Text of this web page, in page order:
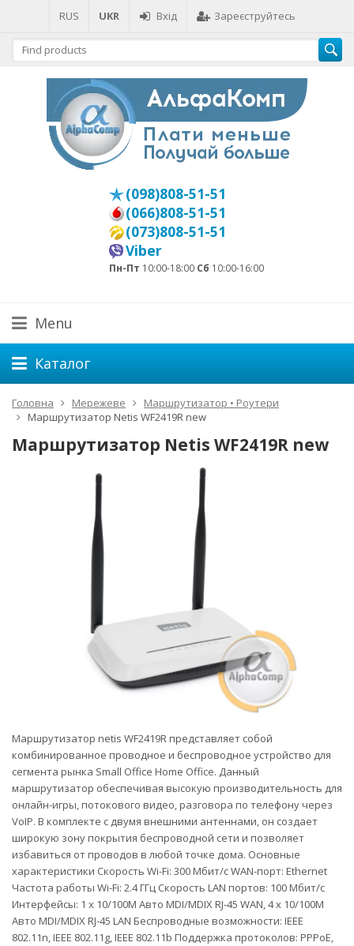
RUS UKR Вхід Зареєструйтесь
(098)808-51-51
(066)808-51-51
(073)808-51-51
Viber
Пн-Пт 10:00-18:00 Сб 10:00-16:00
Menu
Каталог
Головна Мережеве
Маршрутизатор • Роутери
Маршрутизатор Netis WF2419R new
Маршрутизатор Netis WF2419R new
Маршрутизатор netis WF2419R представляет собой
комбинированное проводное и беспроводное устройство для
сегмента рынка Small Office Home Office. Данный
маршрутизатор обеспечивая высокую производительность для
онлайн-игры, потокового видео, разговора по телефону через
VoIP. В комплекте с двумя внешними антеннами, он создает
широкую зону покрытия беспроводной сети и позволяет
избавиться от проводов в любой точке дома. Основные
характеристики Скорость Wi-Fi: 300 Мбит/с WAN-порт: Ethernet
Частота работы Wi-Fi: 2.4 ГГц Скорость LAN портов: 100 Мбит/с
Интерфейсы: 1 x 10/100M Авто MDI/MDIX RJ-45 WAN, 4 x 10/100M
Авто MDI/MDIX RJ-45 LAN Беспроводные возможности: IEEE
802.11n, IEEE 802.11g, IEEE 802.11b Поддержка протоколов: PPPoE,